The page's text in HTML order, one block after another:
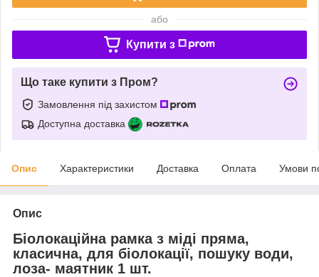
або
Купити з
Що таке купити з Пром?
Замовлення під захистом
Доступна доставка
Опис Характеристики Доставка Оплата Умови
Опис
Біолокаційна рамка з міді пряма,
класична, для біолокації, пошуку води,
лоза- маятник 1 шт.